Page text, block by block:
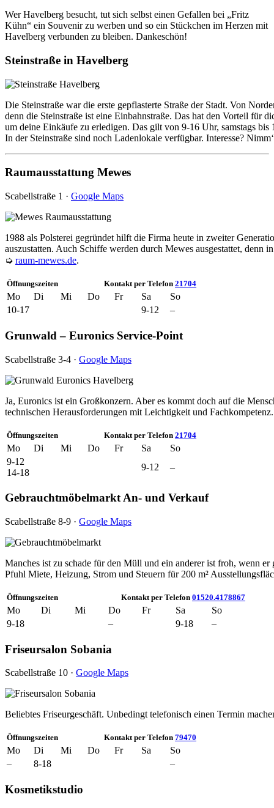
Wer Havelberg besucht, tut sich selbst einen Gefallen bei „Fritz
Kühn“ ein Souvenir zu werben und so ein Stückchen im Herzen mit
Havelberg verbunden zu bleiben. Dankeschön!
Steinstraße in Havelberg
Die Steinstraße war die erste gepflasterte Straße der Stadt. Von
denn die Steinstraße ist eine Einbahnstraße. Das hat den Vorteil für
um deine Einkäufe zu erledigen. Das gilt von 9-16 Uhr, samstags
In der Steinstraße sind noch Ladenlokale verfügbar. Interesse?
Raumausstattung Mewes
Scabellstraße 1 · Google Maps
1988 als Polsterei gegründet hilft die Firma heute in zweiter
auszustatten. Auch Schiffe werden durch Mewes ausgestattet, denn
➭ raum-mewes.de.
Öffnungszeiten Kontakt per Telefon 21704
Mo Di Mi Do Fr Sa
So
10-17
9-12 –
Grunwald – Euronics Service-Point
Scabellstraße 3-4 · Google Maps
Ja, Euronics ist ein Großkonzern. Aber es kommt doch auf die
technischen Herausforderungen mit Leichtigkeit und Fachkompetenz.
Öffnungszeiten Kontakt per Telefon 21704
Mo Di Mi Do Fr Sa
So
9-12
14-18
9-12 –
Gebrauchtmöbelmarkt An- und Verkauf
Scabellstraße 8-9 · Google Maps
Manches ist zu schade für den Müll und ein anderer ist froh, wenn
Pfuhl Miete, Heizung, Strom und Steuern für 200 m²
Öffnungszeiten Kontakt per Telefon 01520.4178867
Mo Di Mi Do Fr Sa
So
9-18
– 9-18 –
Friseursalon Sobania
Scabellstraße 10 · Google Maps
Beliebtes Friseurgeschäft. Unbedingt telefonisch einen Termin
Öffnungszeiten Kontakt per Telefon 79470
Mo Di Mi Do Fr Sa
So
–
8-18 –
Kosmetikstudio